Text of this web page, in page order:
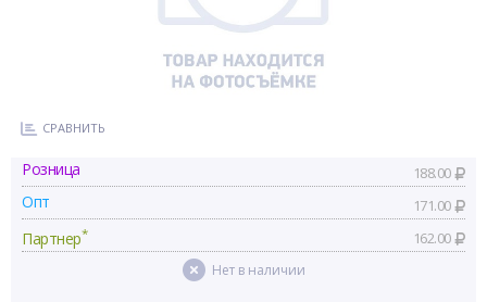
СРАВНИТЬ
Розница 188.00
Опт 171.00
Партнер* 162.00
Нет в наличии